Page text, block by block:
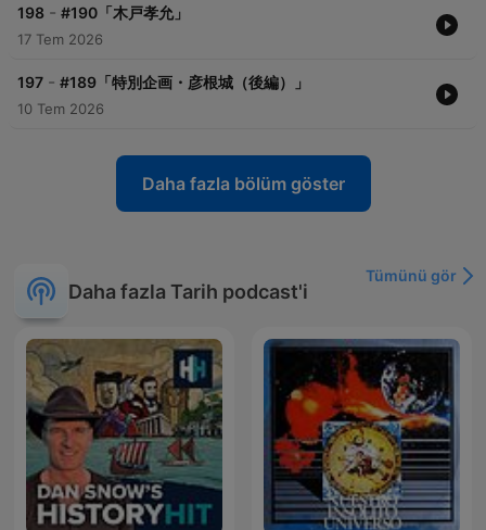
198 - #190「木戸孝允」
17 Tem 2026
197 - #189「特別企画・彦根城（後編）」
10 Tem 2026
Daha fazla bölüm göster
Daha fazla Tarih podcast'i
Tümünü gör